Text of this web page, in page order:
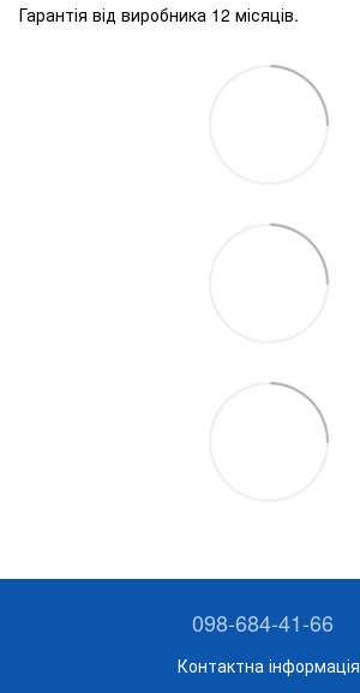
Гарантія від виробника 12 місяців.
098-684-41-66
Контактна інформація